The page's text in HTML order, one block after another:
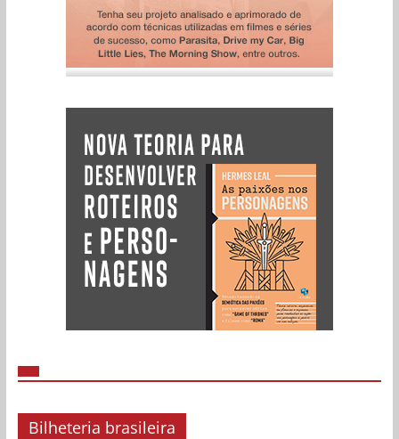
Bilheteria brasileira